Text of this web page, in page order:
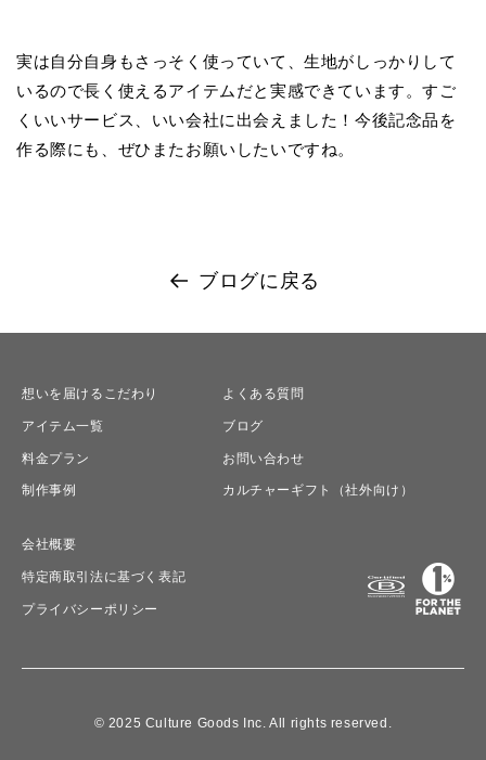
実は自分自身もさっそく使っていて、生地がしっかりして
いるので長く使えるアイテムだと実感できています。すご
くいいサービス、いい会社に出会えました！今後記念品を
作る際にも、ぜひまたお願いしたいですね。
ブログに戻る
想いを届けるこだわり
アイテム一覧
料金プラン
制作事例
よくある質問
ブログ
お問い合わせ
カルチャーギフト（社外向け）
会社概要
特定商取引法に基づく表記
プライバシーポリシー
© 2025 Culture Goods Inc. All rights reserved.